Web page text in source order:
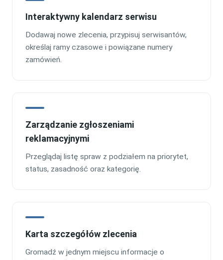
Interaktywny kalendarz serwisu
Dodawaj nowe zlecenia, przypisuj serwisantów,
określaj ramy czasowe i powiązane numery
zamówień.
Zarządzanie zgłoszeniami
reklamacyjnymi
Przeglądaj listę spraw z podziałem na priorytet,
status, zasadność oraz kategorię.
Karta szczegółów zlecenia
Gromadź w jednym miejscu informacje o